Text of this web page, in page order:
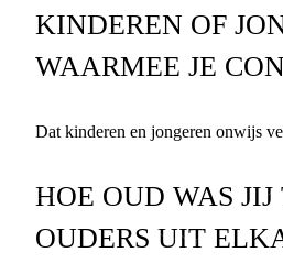
KINDEREN OF
WAARMEE JE
Dat kinderen en jongeren onwijs
HOE OUD WAS JIJ
OUDERS UIT